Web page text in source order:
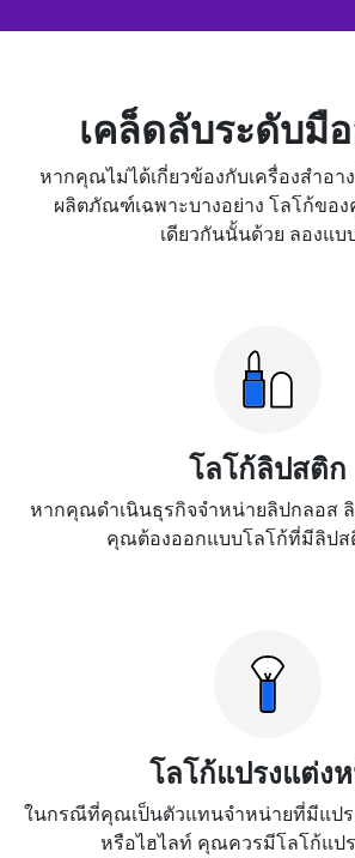
เคล็ดลับระดับมื
หากคุณไม่ได้เกี่ยวข้องกับเครื่องสำอา
ผลิตภัณฑ์เฉพาะบางอย่าง โลโก้ขอ
เดียวกันนั้นด้วย ลองแบ
โลโก้ลิปสติก
หากคุณดำเนินธุรกิจจำหน่ายลิปกลอส
คุณต้องออกแบบโลโก้ที่มีลิปส
โลโก้แปรงแต่ง
ในกรณีที่คุณเป็นตัวแทนจำหน่ายที่มีแป
หรือไฮไลท์ คุณควรมีโลโก้แป